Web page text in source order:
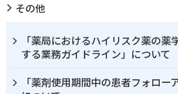
その他
「薬局におけるハイリスク薬の薬
する業務ガイドライン」について
「薬剤使用期間中の患者フォロー